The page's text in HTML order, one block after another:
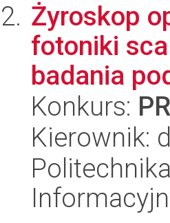
Żyroskop
fotoniki
badania
Konkurs:
Kierownik: